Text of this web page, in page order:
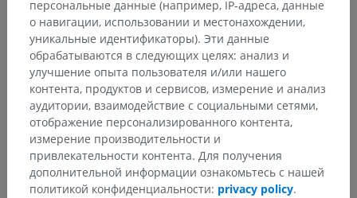
Галерея
персональные данные (например, IP-адреса, данные
о навигации, использовании и местонахождении,
уникальные идентификаторы). Эти данные
обрабатываются в следующих целях: анализ и
улучшение опыта пользователя и/или нашего
контента, продуктов и сервисов, измерение и анализ
аудитории, взаимодействие с социальными сетями,
отображение персонализированного контента,
измерение производительности и
привлекательности контента. Для получения
дополнительной информации ознакомьтесь с нашей
политикой конфиденциальности: privacy policy.